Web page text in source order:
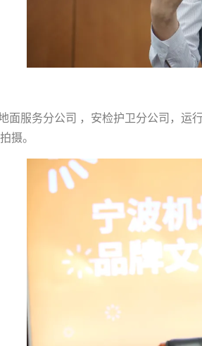
面服务分公司 ，安检护卫分公司，
摄。